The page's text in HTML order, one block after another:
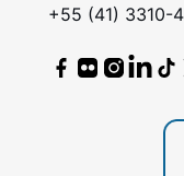
+55 (41) 3310-